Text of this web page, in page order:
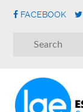
FACEBOOK